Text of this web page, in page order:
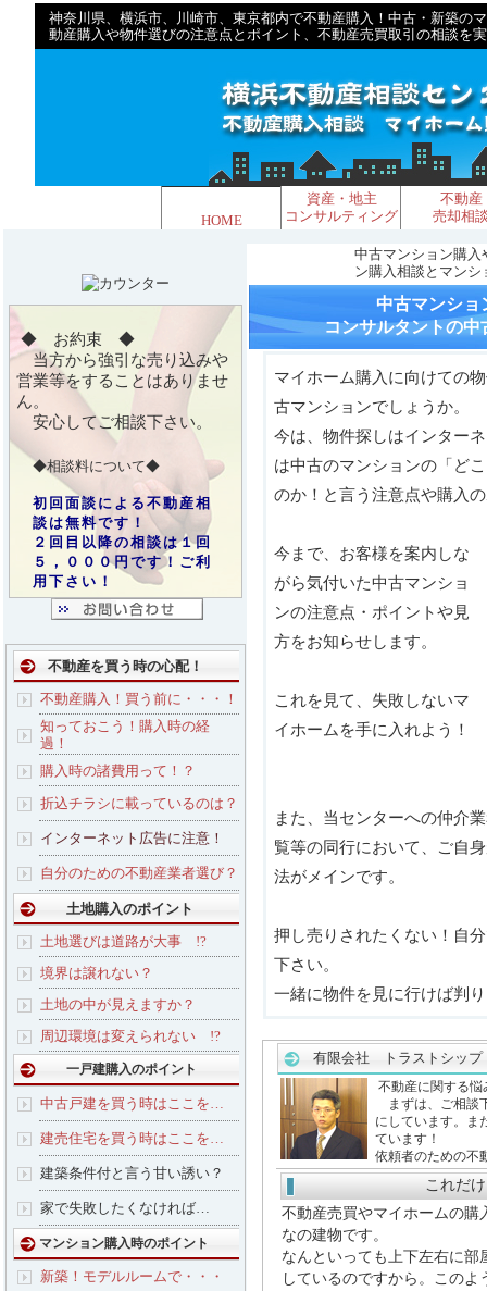
神奈川県、横浜市、川崎市、東京都内で不動産購入！中古・新築の
動産購入や物件選びの注意点とポイント、不動産売買取引の相談を
HOME
資産・地主
コンサルティング
不動産
売却相
◆ お約束 ◆
当方から強引な売り込みや
営業等をすることはありませ
ん。
安心してご相談下さい。
◆相談料について◆
初回面談による不動産相
談は無料です！
２回目以降の相談は１回
５，０００円です！ご利
用下さい！
不動産を買う時の心配！
不動産購入！買う前に・・・！
知っておこう！購入時の経
過！
購入時の諸費用って！？
折込チラシに載っているのは？
インターネット広告に注意！
自分のための不動産業者選び？
土地購入のポイント
土地選びは道路が大事 !?
境界は譲れない？
土地の中が見えますか？
周辺環境は変えられない !?
一戸建購入のポイント
中古戸建を買う時はここを…
建売住宅を買う時はここを…
建築条件付と言う甘い誘い？
家で失敗したくなければ…
マンション購入時のポイント
新築！モデルルームで・・・
中古マンション購入
ン購入相談とマン
中古マンショ
コンサルタントの中
マイホーム購入に向けての
古マンションでしょうか。
今は、物件探しはインター
は中古のマンションの「ど
のか！と言う注意点や購入
今まで、お客様を案内しな
がら気付いた中古マンショ
ンの注意点・ポイントや見
方をお知らせします。
これを見て、失敗しないマ
イホームを手に入れよう！
また、当センターへの仲介
覧等の同行において、ご自
法がメインです。
押し売りされたくない！自
下さい。
一緒に物件を見に行けば判
有限会社 トラストシップ
不動産に関する
まずは、ご相談
にしています。ま
ています！
依頼者のための不
これだ
不動産売買やマイホームの購
なの建物です。
なんといっても上下左右に
しているのですから。この